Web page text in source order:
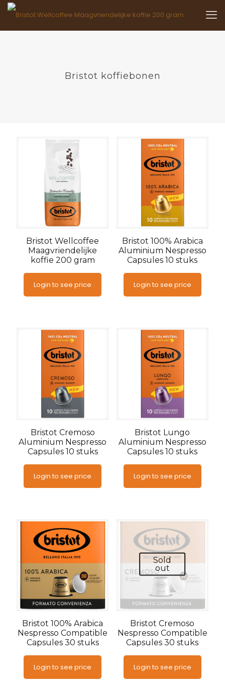
Bristot koffiebonen
Bristot Wellcoffee
Maagvriendelijke
koffie 200 gram
Login to see price
Bristot 100% Arabica
Aluminium Nespresso
Capsules 10 stuks
Login to see price
Bristot Cremoso
Aluminium Nespresso
Capsules 10 stuks
Login to see price
Bristot Lungo
Aluminium Nespresso
Capsules 10 stuks
Login to see price
Bristot 100% Arabica
Nespresso Compatible
Capsules 30 stuks
Login to see price
Sold
out
Bristot Cremoso
Nespresso Compatible
Capsules 30 stuks
Login to see price